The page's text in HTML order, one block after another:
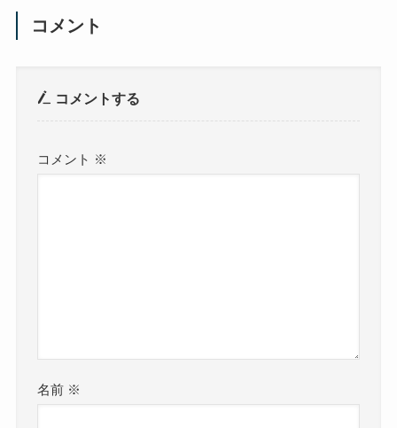
コメント
コメントする
コメント ※
名前 ※